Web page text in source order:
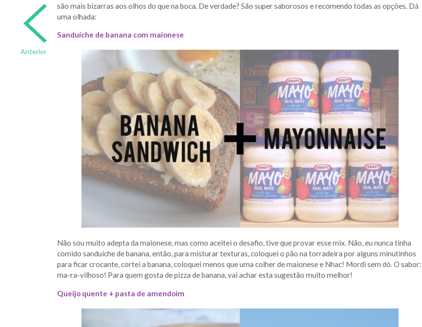
Anterior
são mais bizarras aos olhos do que na boca. De verdade? São super saborosos e recomendo todas as opções. Dá
uma olhada:
Sanduíche de banana com maionese
Não sou muito adepta da maionese, mas como aceitei o desafio, tive que provar esse mix. Não, eu nunca tinha
comido sanduíche de banana, então, para misturar texturas, coloquei o pão na torradeira por alguns minutinhos
para ficar crocante, cortei a banana, coloquei menos que uma colher de maionese e Nhac! Mordi sem dó. O sabor:
ma-ra-vilhoso! Para quem gosta de pizza de banana, vai achar esta sugestão muito melhor!
Queijo quente + pasta de amendoim